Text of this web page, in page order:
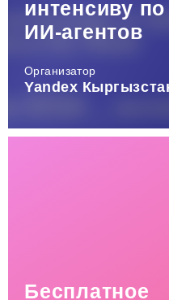
интенсиву
ИИ-агентов
Организатор
Yandex
Бесплатное